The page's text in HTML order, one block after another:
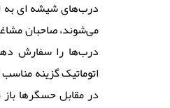
درب‌های شیشه ای به
می‌شوند، صاحبان
درب‌ها را سفارش
اتوماتیک گزینه
در مقابل حسگرها